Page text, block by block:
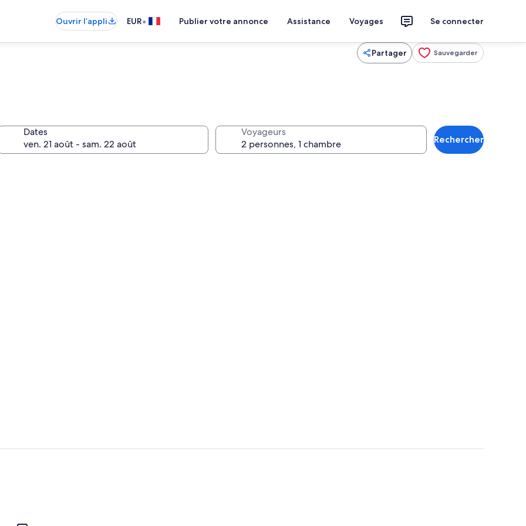
Ouvrir l’appli EUR• Publier votre annonce Assistance Voyages Se connecter
Partager Sauvegarder
Dates Voyageurs
Rechercher